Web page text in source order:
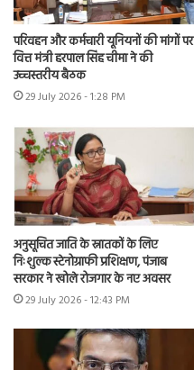
परिवहन और कर्मचारी यूनियनों की मांगों पर
वित्त मंत्री हरपाल सिंह चीमा ने की
उच्चस्तरीय बैठक
29 July 2026 - 1:28 PM
अनुसूचित जाति के स्नातकों के लिए
निःशुल्क स्टेनोग्राफी प्रशिक्षण, पंजाब
सरकार ने खोले रोजगार के नए अवसर
29 July 2026 - 12:43 PM